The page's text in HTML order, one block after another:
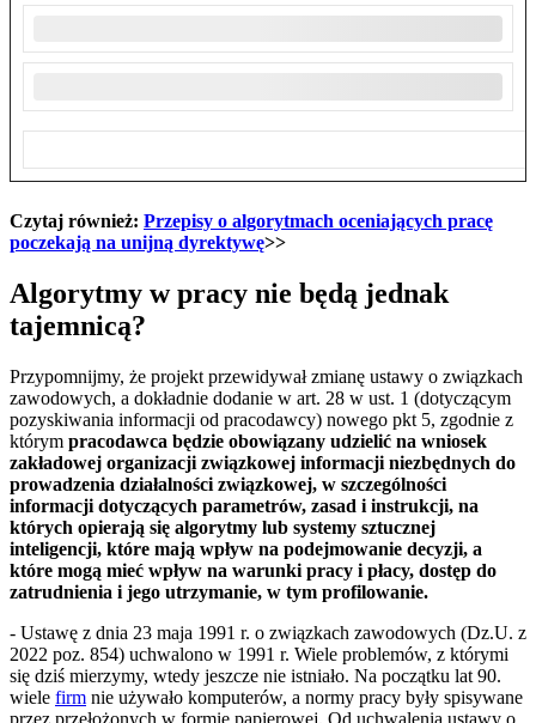
Czytaj również: Przepisy o algorytmach oceniających pracę
poczekają na unijną dyrektywę>>
Algorytmy w pracy nie będą jednak
tajemnicą?
Przypomnijmy, że projekt przewidywał zmianę ustawy o związkach
zawodowych, a dokładnie dodanie w art. 28 w ust. 1 (dotyczącym
pozyskiwania informacji od pracodawcy) nowego pkt 5, zgodnie z
którym pracodawca będzie obowiązany udzielić na wniosek
zakładowej organizacji związkowej informacji niezbędnych do
prowadzenia działalności związkowej, w szczególności
informacji dotyczących parametrów, zasad i instrukcji, na
których opierają się algorytmy lub systemy sztucznej
inteligencji, które mają wpływ na podejmowanie decyzji, a
które mogą mieć wpływ na warunki pracy i płacy, dostęp do
zatrudnienia i jego utrzymanie, w tym profilowanie.
- Ustawę z dnia 23 maja 1991 r. o związkach zawodowych (Dz.U. z
2022 poz. 854) uchwalono w 1991 r. Wiele problemów, z którymi
się dziś mierzymy, wtedy jeszcze nie istniało. Na początku lat 90.
wiele firm nie używało komputerów, a normy pracy były spisywane
przez przełożonych w formie papierowej. Od uchwalenia ustawy o